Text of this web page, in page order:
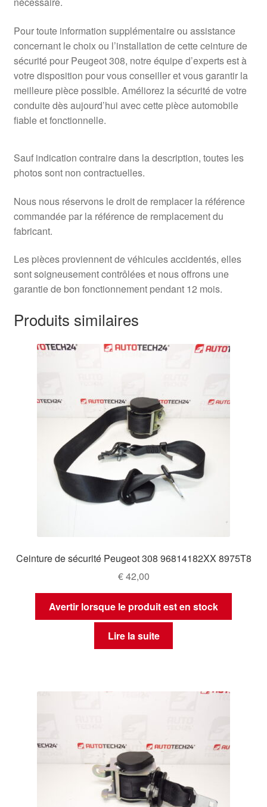
Pour toute information supplémentaire ou assistance
concernant le choix ou l’installation de cette ceinture de
sécurité pour Peugeot 308, notre équipe d’experts est à
votre disposition pour vous conseiller et vous garantir la
meilleure pièce possible. Améliorez la sécurité de votre
conduite dès aujourd’hui avec cette pièce automobile
fiable et fonctionnelle.
Sauf indication contraire dans la description, toutes les
photos sont non contractuelles.
Nous nous réservons le droit de remplacer la référence
commandée par la référence de remplacement du
fabricant.
Les pièces proviennent de véhicules accidentés, elles
sont soigneusement contrôlées et nous offrons une
garantie de bon fonctionnement pendant 12 mois.
Produits similaires
Ceinture de sécurité Peugeot 308 96814182XX 8975T8
€42,00
Avertir lorsque le produit est en stock
Lire la suite